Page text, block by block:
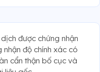
được chứng nhận
độ chính xác có
cẩn thận bố cục và